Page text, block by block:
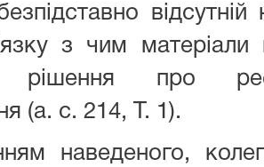
з чим
рішення про
(а. с. 214, Т. 1).
наведеного,